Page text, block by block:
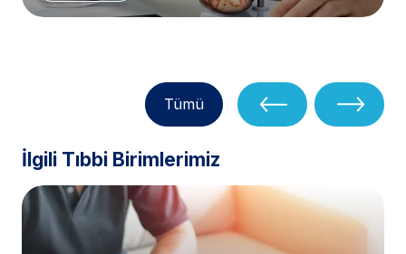
Tümü
İlgili Tıbbi Birimlerimiz